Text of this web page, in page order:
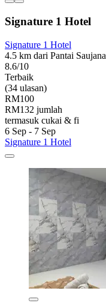
Signature 1 Hotel
Signature 1 Hotel
4.5 km dari Pantai Saujana
8.6/10
Terbaik
(34 ulasan)
RM100
RM132 jumlah
termasuk cukai & fi
6 Sep - 7 Sep
Signature 1 Hotel